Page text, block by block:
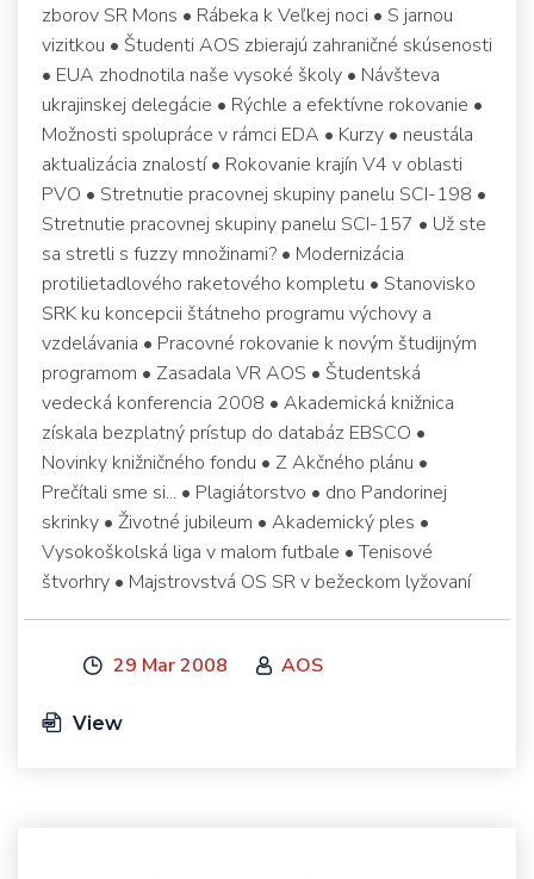
zborov SR Mons • Rábeka k Veľkej noci • S jarnou
vizitkou • Študenti AOS zbierajú zahraničné skúsenosti
• EUA zhodnotila naše vysoké školy • Návšteva
ukrajinskej delegácie • Rýchle a efektívne rokovanie •
Možnosti spolupráce v rámci EDA • Kurzy • neustála
aktualizácia znalostí • Rokovanie krajín V4 v oblasti
PVO • Stretnutie pracovnej skupiny panelu SCI-198 •
Stretnutie pracovnej skupiny panelu SCI-157 • Už ste
sa stretli s fuzzy množinami? • Modernizácia
protilietadlového raketového kompletu • Stanovisko
SRK ku koncepcii štátneho programu výchovy a
vzdelávania • Pracovné rokovanie k novým študijným
programom • Zasadala VR AOS • Študentská
vedecká konferencia 2008 • Akademická knižnica
získala bezplatný prístup do databáz EBSCO •
Novinky knižničného fondu • Z Akčného plánu •
Prečítali sme si... • Plagiátorstvo • dno Pandorinej
skrinky • Životné jubileum • Akademický ples •
Vysokoškolská liga v malom futbale • Tenisové
štvorhry • Majstrovstvá OS SR v bežeckom lyžovaní
29 Mar 2008 AOS
View